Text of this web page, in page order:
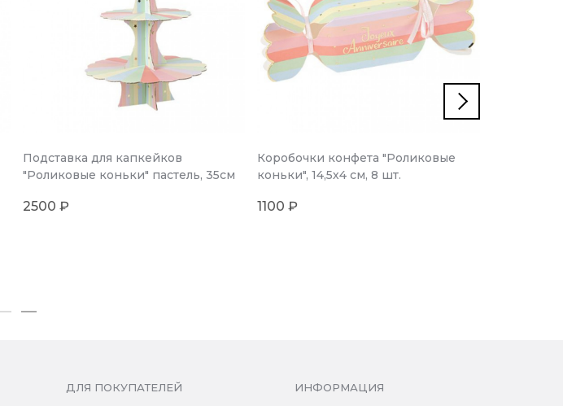
Подставка для капкейков
"Роликовые коньки" пастель, 35см
2500 ₽
Коробочки конфета "Роликовые
коньки", 14,5х4 см, 8 шт.
1100 ₽
ДЛЯ ПОКУПАТЕЛЕЙ ИНФОРМАЦИЯ